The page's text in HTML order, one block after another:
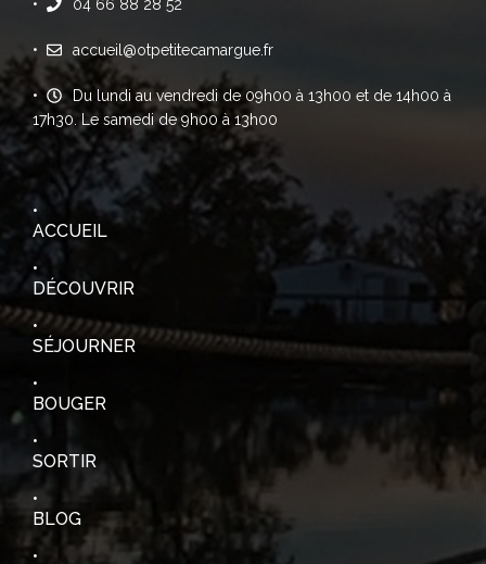
04 66 88 28 52
accueil@otpetitecamargue.fr
Du lundi au vendredi de 09h00 à 13h00 et de 14h00 à
17h30. Le samedi de 9h00 à 13h00
ACCUEIL
DÉCOUVRIR
SÉJOURNER
BOUGER
SORTIR
BLOG